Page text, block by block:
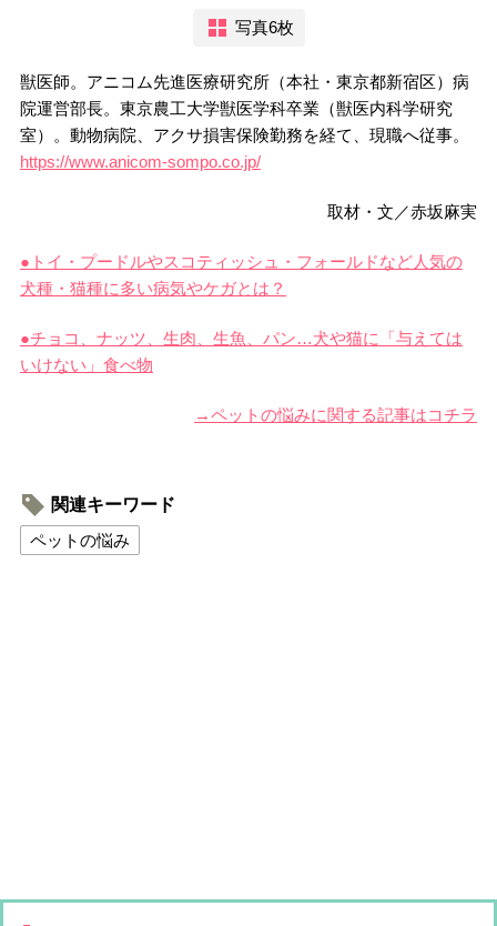
写真6枚
獣医師。アニコム先進医療研究所（本社・東京都新宿区）病
院運営部長。東京農工大学獣医学科卒業（獣医内科学研究
室）。動物病院、アクサ損害保険勤務を経て、現職へ従事。
https://www.anicom-sompo.co.jp/
取材・文／赤坂麻実
●トイ・プードルやスコティッシュ・フォールドなど人気の
犬種・猫種に多い病気やケガとは？
●チョコ、ナッツ、生肉、生魚、パン…犬や猫に「与えては
いけない」食べ物
→ペットの悩みに関する記事はコチラ
関連キーワード
ペットの悩み